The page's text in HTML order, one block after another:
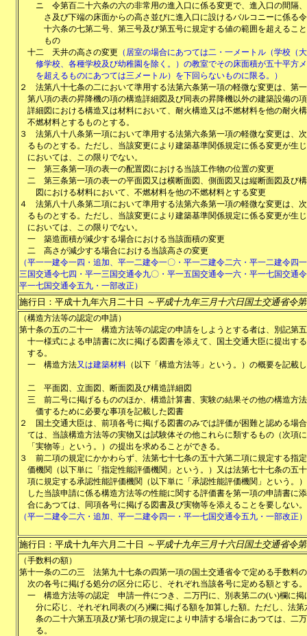
ニ
令第百二十六条の六の非常用の進入口に係る変更で、進入口の間隔
さ及び下端の床面からの高さ並びに進入口に設けるバルコニーに係る
十六条の七第二号、第三号及び第五号に規定する値の範囲を超えるこ
もの
十二
天井の高さの変更（居室の場合にあつては二・一メートル（学校（
修学校、各種学校及び幼稚園を除く。）の教室でその床面積が五十平方
を超えるものにあつては三メートル）を下回らないものに限る。）
２
法第八十七条の二において準用する法第六条第一項の軽微な変更は、第
第八項の表の昇降機の項の構造詳細図及び同表の昇降機以外の建築設備の
詳細図における構造又は材料において、耐火構造又は不燃材料を他の耐火
不燃材料とするものとする。
３
法第八十八条第一項において準用する法第六条第一項の軽微な変更は、
るものとする。ただし、当該変更により建築基準関係規定に係る変更が生
においては、この限りでない。
一
第三条第一項の表一の配置図における当該工作物の位置の変更
二
第三条第一項の表一の平面図又は横断面図、側面図又は縦断面図及び
図における材料において、不燃材料を他の不燃材料とする変更
４
法第八十八条第二項において準用する法第六条第一項の軽微な変更は、
るものとする。ただし、当該変更により建築基準関係規定に係る変更が生
においては、この限りでない。
一
築造面積が減少する場合における当該面積の変更
二
高さが減少する場合における当該高さの変更
（平一一建令一四・追加、平一二建令一〇・平一二建令二六・平一二建令四
三国交通令七四・平一三国交通令九〇・平一五国交通令一六・平一七国交通
平一七国交通令五九・一部改正）
施行日：平成十九年六月二十日 ～平成十九年三月十六日国土交通省令
（構造方法等の認定の申請）
第十条の五の二十一
構造方法等の認定の申請をしようとする者は、別記第
十一様式による申請書に次に掲げる図書を添えて、国土交通大臣に提出す
する。
一
構造方法又は建築材料（以下「構造方法等」という。）の概要を記載
二
平面図、立面図、断面図及び構造詳細図
三
前二号に掲げるもののほか、構造計算書、実験の結果その他の構造方
価するために必要な事項を記載した図書
２
国土交通大臣は、前項各号に掲げる図書のみでは評価が困難と認める場
ては、当該構造方法等の実物又は試験体その他これらに類するもの（次項
「実物等」という。）の提出を求めることができる。
３
前二項の規定にかかわらず、法第七十七条の五十六第二項に規定する指
価機関（以下単に「指定性能評価機関」という。）又は法第七十七条の五
項に規定する承認性能評価機関（以下単に「承認性能評価機関」という。
した当該申請に係る構造方法等の性能に関する評価書を第一項の申請書に
合にあつては、同項各号に掲げる図書及び実物等を添えることを要しない。
（平一二建令二六・追加、平一二建令四一・平一七国交通令五九・一部改正）
施行日：平成十九年六月二十日 ～平成十九年三月十六日国土交通省令
（手数料の額）
第十一条の二の三
法第九十七条の四第一項の国土交通省令で定める手数料
次の各号に掲げる処分の区分に応じ、それぞれ当該各号に定める額とする。
一
構造方法等の認定 申請一件につき、二万円に、別表第二の(い)欄に掲
分に応じ、それぞれ同表の(ろ)欄に掲げる額を加算した額。ただし、法第
条の二十六第五項及び第七項の規定により申請する場合にあつては、二
る。